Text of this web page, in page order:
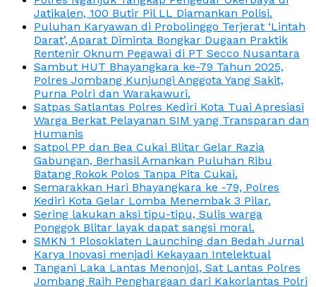
Jatikalen, 100 Butir Pil LL Diamankan Polisi.
Puluhan Karyawan di Probolinggo Terjerat ‘Lintah
Darat’, Aparat Diminta Bongkar Dugaan Praktik
Rentenir Oknum Pegawai di PT Secco Nusantara
Sambut HUT Bhayangkara ke-79 Tahun 2025,
Polres Jombang Kunjungi Anggota Yang Sakit,
Purna Polri dan Warakawuri.
Satpas Satlantas Polres Kediri Kota Tuai Apresiasi
Warga Berkat Pelayanan SIM yang Transparan dan
Humanis
Satpol PP dan Bea Cukai Blitar Gelar Razia
Gabungan, Berhasil Amankan Puluhan Ribu
Batang Rokok Polos Tanpa Pita Cukai.
Semarakkan Hari Bhayangkara ke -79, Polres
Kediri Kota Gelar Lomba Menembak 3 Pilar.
Sering lakukan aksi tipu-tipu, Sulis warga
Ponggok Blitar layak dapat sangsi moral.
SMKN 1 Plosoklaten Launching dan Bedah Jurnal
Karya Inovasi menjadi Kekayaan Intelektual
Tangani Laka Lantas Menonjol, Sat Lantas Polres
Jombang Raih Penghargaan dari Kakorlantas Polri